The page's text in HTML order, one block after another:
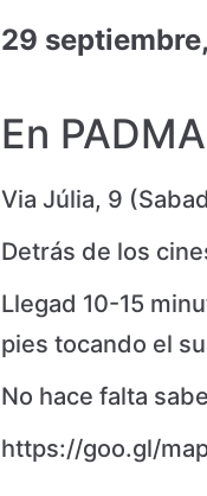
29
En
Via Júlia, 9
Detrás de los
Llegad 10-15
pies tocando el
No hace falta
https://goo.gl/